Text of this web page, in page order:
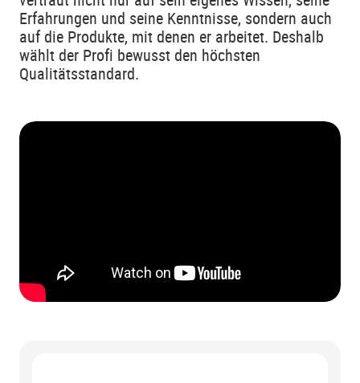
Erfahrungen und seine Kenntnisse, sondern auch
auf die Produkte, mit denen er arbeitet. Deshalb
wählt der Profi bewusst den höchsten
Qualitätsstandard.